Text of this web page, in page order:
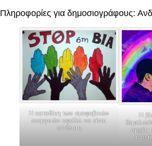
Πληροφορίες για δημοσιογράφους:
Η καταδίκη των ομοφοβικών
ενεργειών οφείλει να είναι
απόλυτη
Η
αρχές